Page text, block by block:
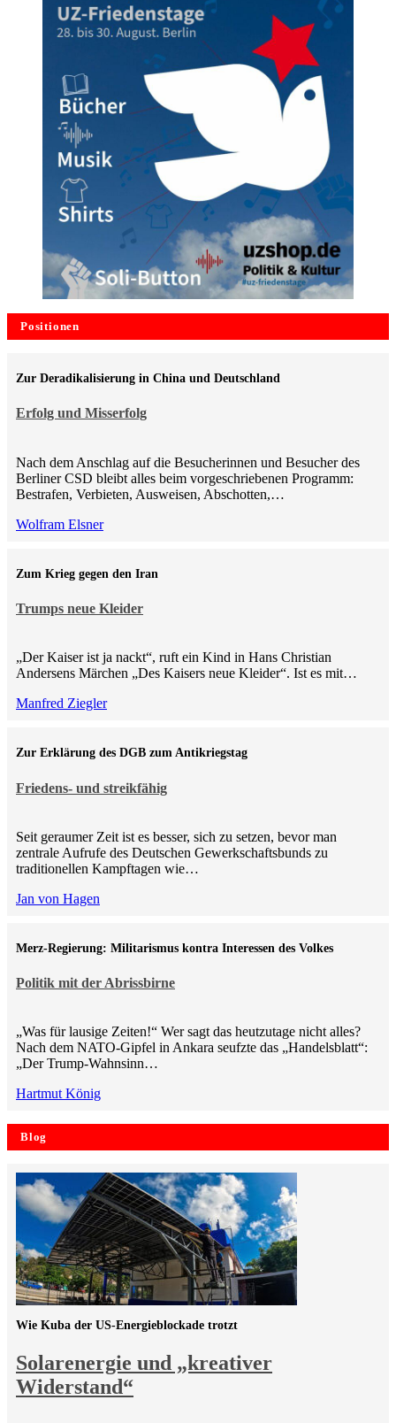
Positionen
Erfolg und Misserfolg
Zur Deradikalisierung in China und Deutschland
Nach dem Anschlag auf die Besucherinnen und Besucher des
Berliner CSD bleibt alles beim vorgeschriebenen Programm:
Bestrafen, Verbieten, Ausweisen, Abschotten,…
Wolfram Elsner
Trumps neue Kleider
Zum Krieg gegen den Iran
„Der Kaiser ist ja nackt“, ruft ein Kind in Hans Christian
Andersens Märchen „Des Kaisers neue Kleider“. Ist es mit…
Manfred Ziegler
Friedens- und streikfähig
Zur Erklärung des DGB zum Antikriegstag
Seit geraumer Zeit ist es besser, sich zu setzen, bevor man
zentrale Aufrufe des Deutschen Gewerkschaftsbunds zu
traditionellen Kampftagen wie…
Jan von Hagen
Politik mit der Abrissbirne
Merz-Regierung: Militarismus kontra Inte­ressen des Volkes
„Was für lausige Zeiten!“ Wer sagt das heutzutage nicht alles?
Nach dem NATO-Gipfel in Ankara seufzte das „Handelsblatt“:
„Der Trump-Wahnsinn…
Hartmut König
Blog
Solarenergie und „kreativer
Widerstand“
Wie Kuba der US-Energieblockade trotzt